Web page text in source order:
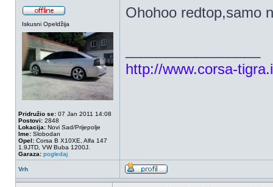
Iskusni Opeldžija
Pridružio se: 07 Jan 2011 14:08
Postovi: 2848
Lokacija: Novi Sad/Prijepolje
Ime: Slobodan
Opel: Corsa B X10XE, Alfa 147
1.9JTD, VW Buba 1200J.
Garaza: pogledaj
Ohohoo redtop,samo
http://www.corsa-
Vrh